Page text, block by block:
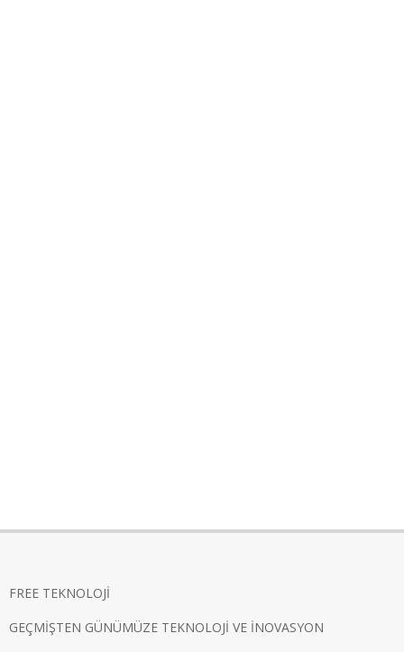
FREE TEKNOLOJİ
GEÇMİŞTEN GÜNÜMÜZE TEKNOLOJİ VE İNOVASYON